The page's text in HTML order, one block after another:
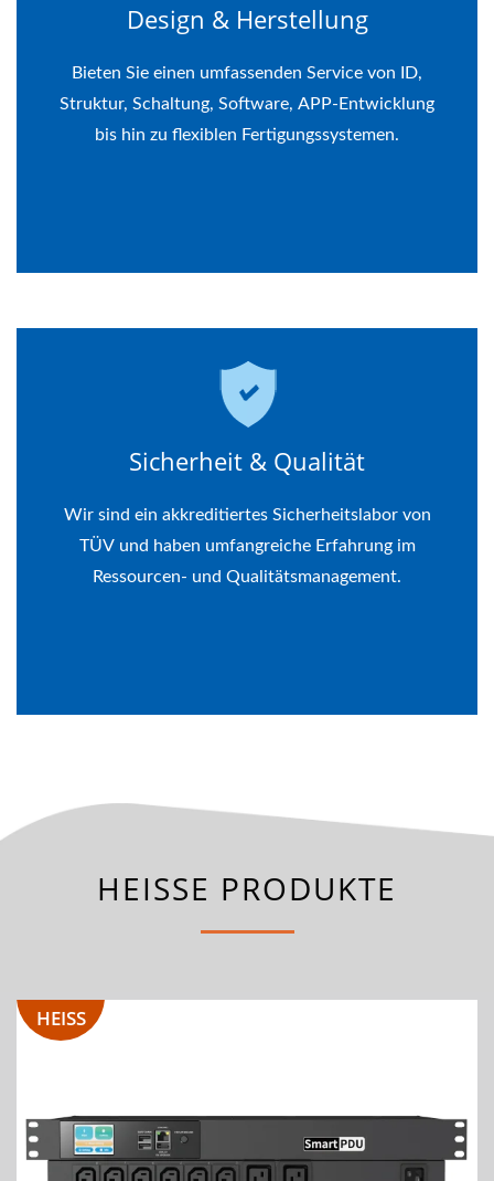
Design & Herstellung
Bieten Sie einen umfassenden Service von ID,
Struktur, Schaltung, Software, APP-Entwicklung
bis hin zu flexiblen Fertigungssystemen.
Sicherheit & Qualität
Wir sind ein akkreditiertes Sicherheitslabor von
TÜV und haben umfangreiche Erfahrung im
Ressourcen- und Qualitätsmanagement.
HEISSE PRODUKTE
HEISS